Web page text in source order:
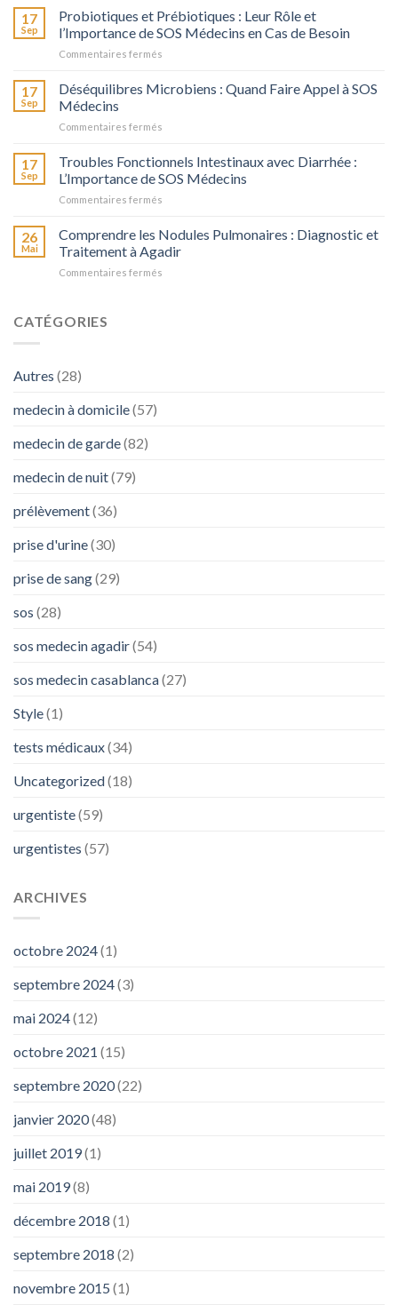
Digestion
l’Adulte
17
Sep
Probiotiques et Prébiotiques : Leur Rôle et
l’Importance de SOS Médecins en Cas de Besoin
Commentaires fermés
et
et
l’Importance
en
Cas
17
Sep
Déséquilibres Microbiens : Quand Faire Appel à SOS
Médecins
Commentaires fermés
Microbiens
Quand
à
SOS
17
Sep
Troubles Fonctionnels Intestinaux avec Diarrhée :
L’Importance de SOS Médecins
Commentaires fermés
Fonctionnels
avec
26
Mai
Comprendre les Nodules Pulmonaires : Diagnostic et
Traitement à Agadir
Commentaires fermés
CATÉGORIES
Autres (28)
medecin à domicile(57)
medecin de garde(82)
medecin de nuit(79)
prélèvement(36)
prise d'urine(30)
prise de sang(29)
sos (28)
sos medecin agadir(54)
sos medecin casablanca(27)
Style(1)
tests médicaux(34)
Uncategorized(18)
urgentiste(59)
urgentistes (57)
ARCHIVES
octobre 2024(1)
septembre 2024(3)
mai 2024(12)
octobre 2021 (15)
septembre 2020(22)
janvier 2020(48)
juillet 2019(1)
mai 2019(8)
décembre 2018 (1)
septembre 2018 (2)
novembre 2015 (1)